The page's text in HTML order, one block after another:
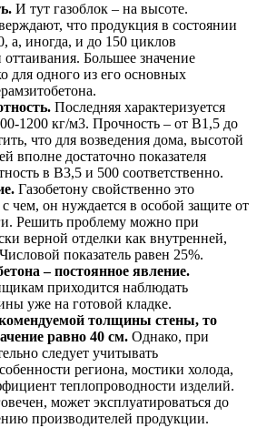
И тут газоблок – на высоте.
что продукция в состоянии
а, иногда, и до 150 циклов
Большее значение
для одного из его основных
Последняя характеризуется
1200 кг/м3. Прочность – от В1,5 до
что для возведения дома, высотой
вполне достаточно показателя
в В3,5 и 500 соответственно.
Газобетону свойственно это
с чем, он нуждается в особой защите от
Решить проблему можно при
верной отделки как внутренней,
показатель равен 25%.
– постоянное явление.
приходится наблюдать
уже на готовой кладке.
толщины стены, то
равно 40 см. Однако, при
следует учитывать
региона, мостики холода,
теплопроводности изделий.
может эксплуатироваться до
производителей продукции.